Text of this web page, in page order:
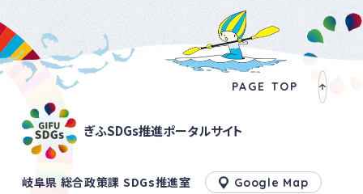
PAGE TOP
ぎふSDGs推進ポータルサイト
岐阜県 総合政策課 SDGs推進室 Google Map